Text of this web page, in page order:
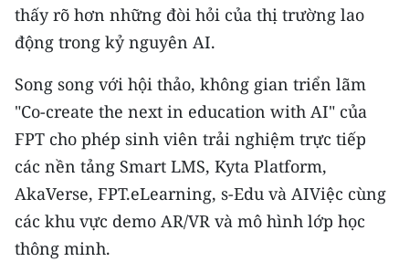
thấy rõ hơn những đòi hỏi của thị trường lao
động trong kỷ nguyên AI.
Song song với hội thảo, không gian triển lãm
"Co-create the next in education with AI" của
FPT cho phép sinh viên trải nghiệm trực tiếp
các nền tảng Smart LMS, Kyta Platform,
AkaVerse, FPT.eLearning, s-Edu và AIViệc cùng
các khu vực demo AR/VR và mô hình lớp học
thông minh.